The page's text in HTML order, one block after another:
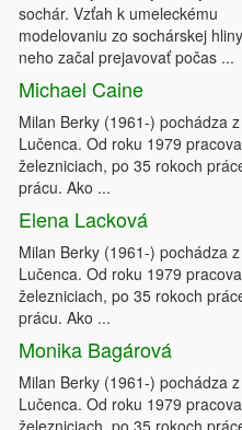
sochár. Vzťah k umeleckému
modelovaniu zo sochárskej
neho začal prejavovať počas ...
Michael Caine
Milan Berky (1961-) pochádza z
Lučenca. Od roku 1979
železniciach, po 35 rokoch
prácu. Ako ...
Elena Lacková
Milan Berky (1961-) pochádza z
Lučenca. Od roku 1979
železniciach, po 35 rokoch
prácu. Ako ...
Monika Bagárová
Milan Berky (1961-) pochádza z
Lučenca. Od roku 1979
železniciach, po 35 rokoch